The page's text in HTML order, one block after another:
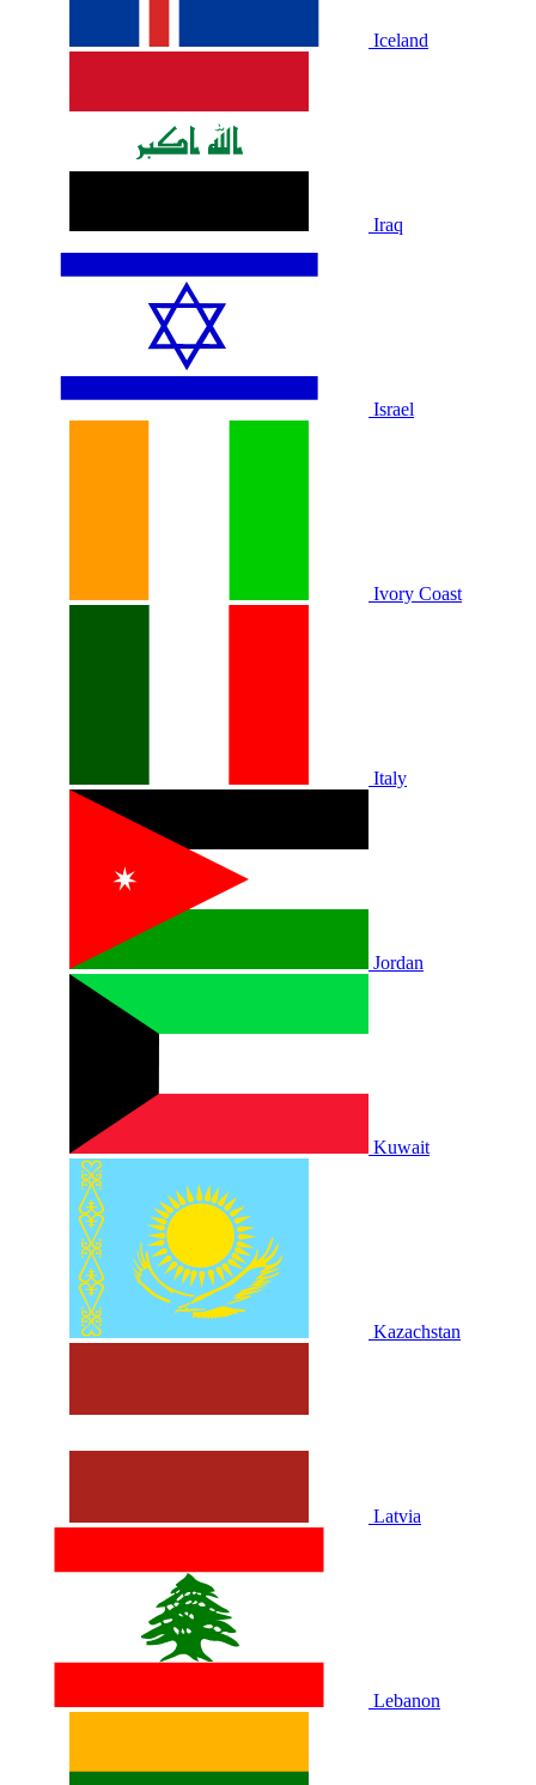
Iceland
Iraq
Israel
Ivory Coast
Italy
Jordan
Kuwait
Kazachstan
Latvia
Lebanon